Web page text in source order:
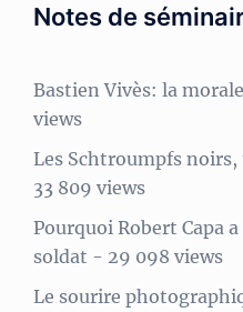
Notes de
Bastien Vivès: la
views
Les Schtroumpfs
33 809 views
Pourquoi Robert Capa
soldat - 29 098 views
Le sourire